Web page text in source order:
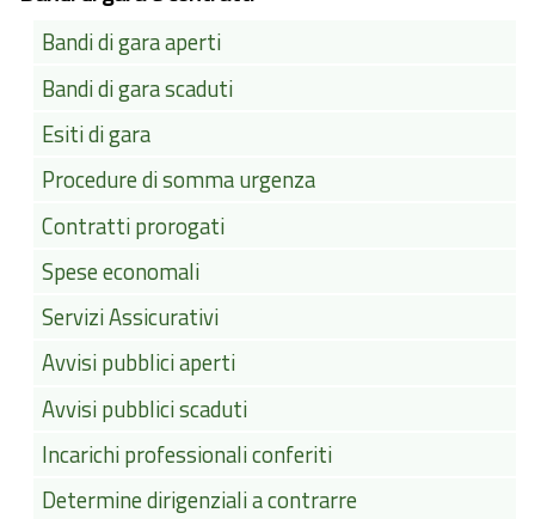
Bandi di gara aperti
Bandi di gara scaduti
Esiti di gara
Procedure di somma urgenza
Contratti prorogati
Spese economali
Servizi Assicurativi
Avvisi pubblici aperti
Avvisi pubblici scaduti
Incarichi professionali conferiti
Determine dirigenziali a contrarre